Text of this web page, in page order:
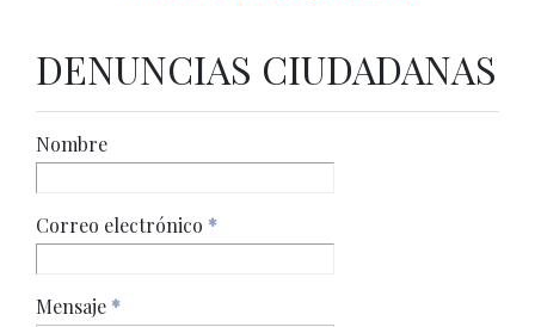
DENUNCIAS CIUDADANAS
Nombre
Correo electrónico *
Mensaje *